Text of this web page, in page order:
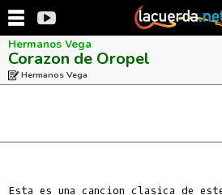
Hermanos Vega
Corazon de Oropel
Hermanos Vega
Esta es una cancion clasica de